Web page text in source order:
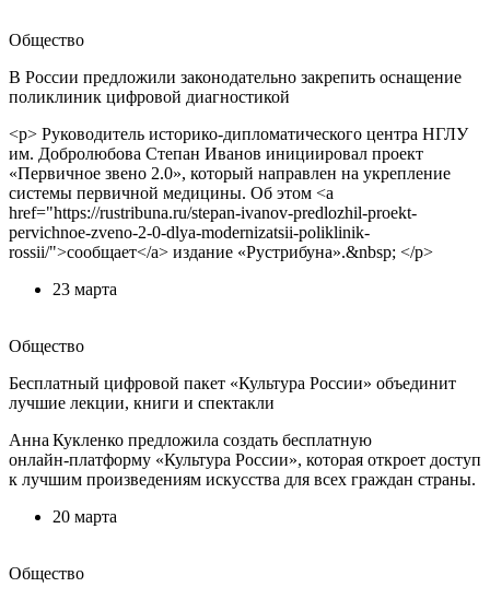
Общество
В России предложили законодательно закрепить оснащение
поликлиник цифровой диагностикой
<p> Руководитель историко‑дипломатического центра НГЛУ
им. Добролюбова Степан Иванов инициировал проект
«Первичное звено 2.0», который направлен на укрепление
системы первичной медицины. Об этом <a
href="https://rustribuna.ru/stepan-ivanov-predlozhil-proekt-
pervichnoe-zveno-2-0-dlya-modernizatsii-poliklinik-
rossii/">сообщает</a> издание «Рустрибуна».&nbsp; </p>
23 марта
Общество
Бесплатный цифровой пакет «Культура России» объединит
лучшие лекции, книги и спектакли
Анна Кукленко предложила создать бесплатную
онлайн‑платформу «Культура России», которая откроет доступ
к лучшим произведениям искусства для всех граждан страны.
20 марта
Общество